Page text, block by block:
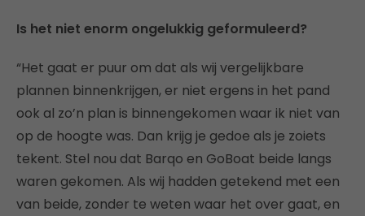
Is het niet enorm ongelukkig geformuleerd?
“Het gaat er puur om dat als wij vergelijkbare
plannen binnenkrijgen, er niet ergens in het pand
ook al zo’n plan is binnengekomen waar ik niet van
op de hoogte was. Dan krijg je gedoe als je zoiets
tekent. Stel nou dat Barqo en GoBoat beide langs
waren gekomen. Als wij hadden getekend met een
van beide, zonder te weten waar het over gaat, en